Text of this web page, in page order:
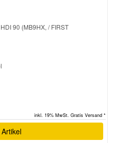
90 (MB9HX, / FIRST
inkl. 19% MwSt. Gratis Versand *